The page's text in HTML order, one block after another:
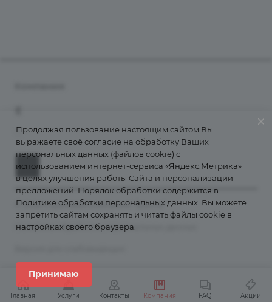
Контакты
Документы
Лицензии
История
Информация для клиентов
Порядок подачи обращений
Карта сайта
Рейтинги
Реестр агентов
info@grantains.ru
© 2026 Страховая компания "Гранта"
Политика обработки персональных данных
Главная Услуги Контакты Компания FAQ Акции
Продолжая пользование настоящим сайтом Вы
выражаете своё согласие на обработку Ваших
персональных данных (файлов cookie) с
использованием интернет-сервиса «Яндекс.Метрика»
в целях улучшения работы Сайта и персонализации
предложений. Порядок обработки содержится в
Политике обработки персональных данных . Вы можете
запретить сайтам сохранять и читать файлы cookie в
настройках своего браузера.
Принимаю